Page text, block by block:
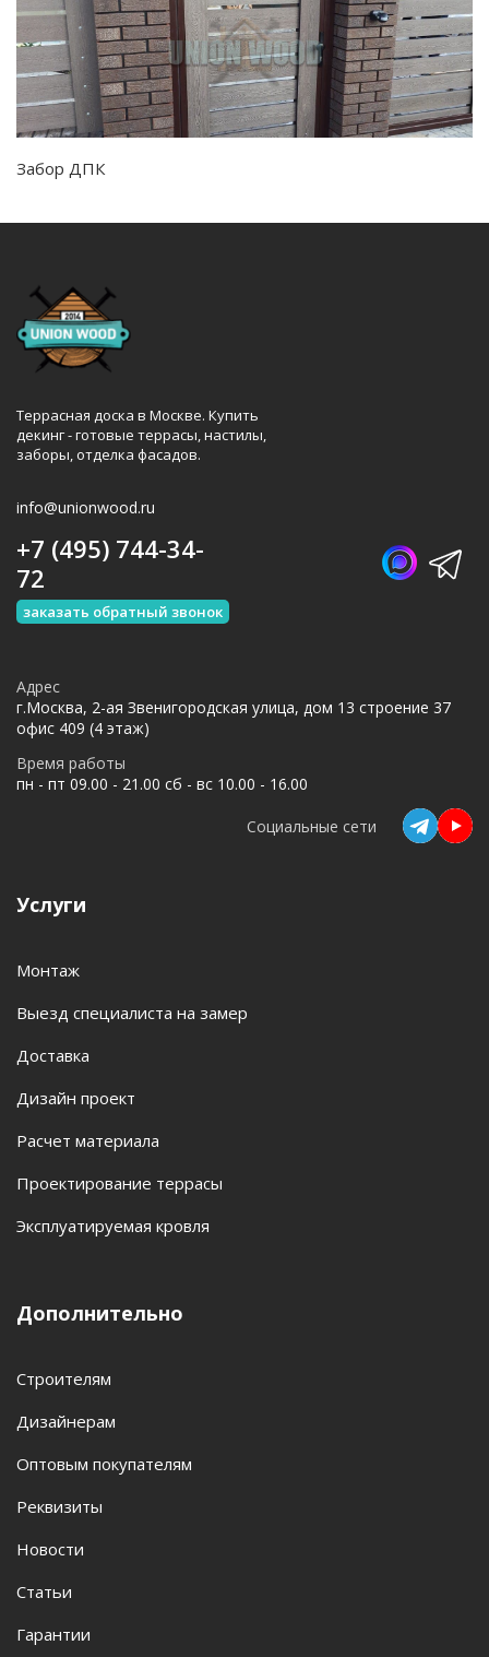
Забор ДПК
Террасная доска в Москве. Купить
декинг - готовые террасы, настилы,
заборы, отделка фасадов.
info@unionwood.ru
Услуги
Монтаж
Выезд специалиста на замер
Доставка
Дизайн проект
Расчет материала
Проектирование террасы
Эксплуатируемая кровля
Дополнительно
Строителям
Дизайнерам
Оптовым покупателям
Реквизиты
Новости
Статьи
Гарантии
+7 (495) 744-34-
72
заказать обратный звонок
Адрес
г.Москва, 2-ая Звенигородская улица, дом 13 строение 37
офис 409 (4 этаж)
Время работы
пн - пт 09.00 - 21.00 сб - вс 10.00 - 16.00
Социальные сети